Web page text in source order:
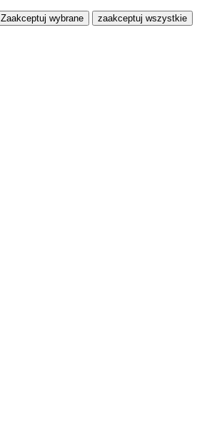
Zaakceptuj wybrane zaakceptuj wszystkie